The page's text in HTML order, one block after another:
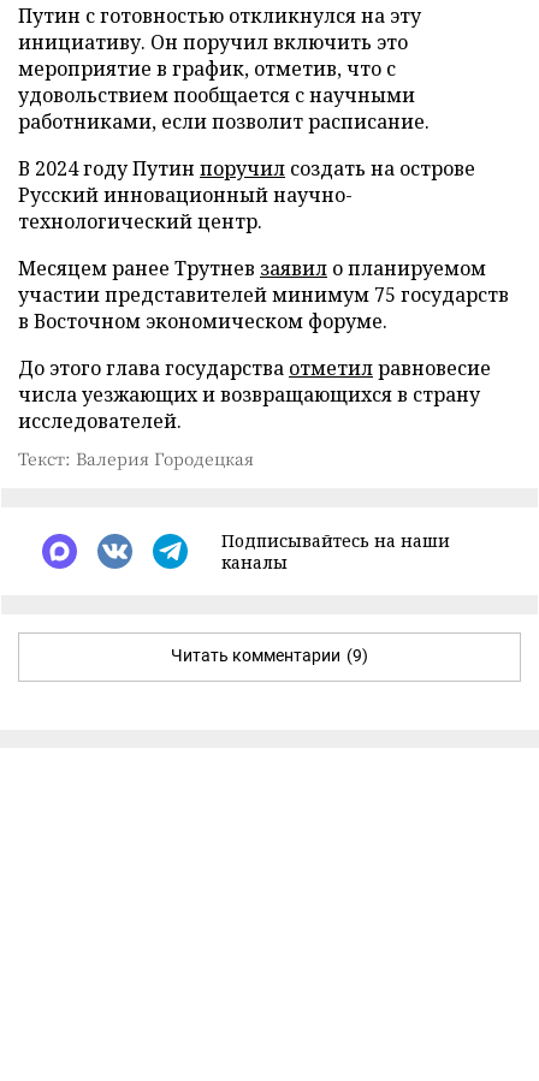
Путин с готовностью откликнулся на эту
инициативу. Он поручил включить это
мероприятие в график, отметив, что с
удовольствием пообщается с научными
работниками, если позволит расписание.
В 2024 году Путин поручил создать на острове
Русский инновационный научно-
технологический центр.
Месяцем ранее Трутнев заявил о планируемом
участии представителей минимум 75 государств
в Восточном экономическом форуме.
До этого глава государства отметилравновесие
числа уезжающих и возвращающихся в страну
исследователей.
Текст: Валерия Городецкая
Подписывайтесь на наши
каналы
Читать комментарии (9)